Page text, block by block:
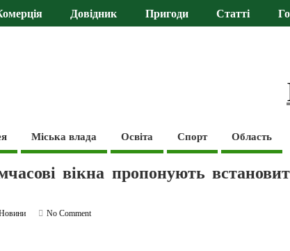
Довідник Пригоди Статті
Міська влада Освіта Спорт Область
вікна пропонують
No Comment